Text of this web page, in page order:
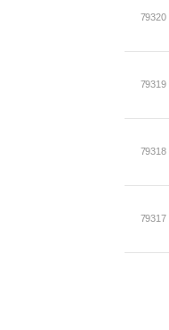
79320
79319
79318
79317